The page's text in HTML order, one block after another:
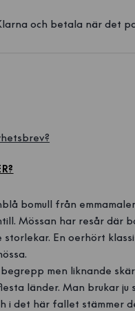
och betala när det
bomull från
Mössan har resår där
En oerhört
men liknande
länder. Man brukar ju
i det här fallet stämmer